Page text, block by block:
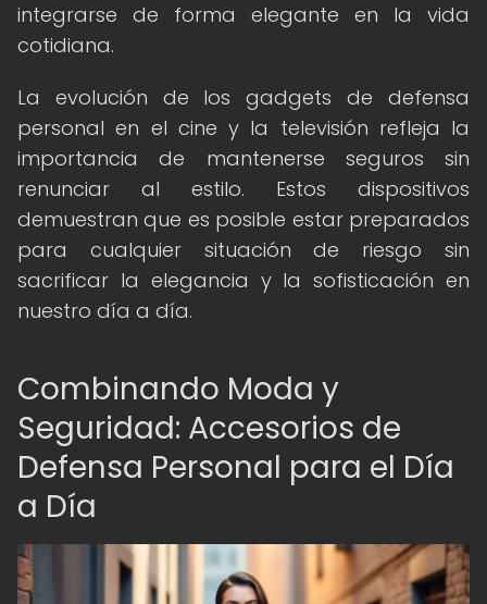
integrarse de forma elegante en la vida
cotidiana.
La evolución de los gadgets de defensa
personal en el cine y la televisión refleja la
importancia de mantenerse seguros sin
renunciar al estilo. Estos dispositivos
demuestran que es posible estar preparados
para cualquier situación de riesgo sin
sacrificar la elegancia y la sofisticación en
nuestro día a día.
Combinando Moda y
Seguridad: Accesorios de
Defensa Personal para el Día
a Día